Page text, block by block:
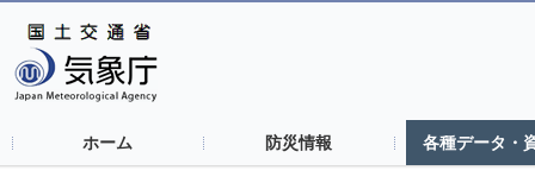
ホーム 防災情報 各種データ・